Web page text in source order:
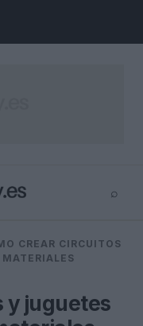
⌕
⌕ ×
CREAR CIRCUITOS
y juguetes